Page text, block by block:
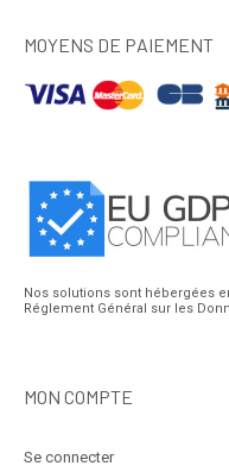
MOYENS DE PAIEMENT
Nos solutions sont hébergées
Réglement Général sur les
MON COMPTE
Se connecter